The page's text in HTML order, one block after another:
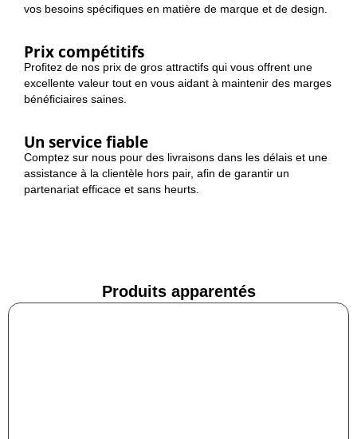
vos besoins spécifiques en matière de marque et de design.
Prix compétitifs
Profitez de nos prix de gros attractifs qui vous offrent une
excellente valeur tout en vous aidant à maintenir des marges
bénéficiaires saines.
Un service fiable
Comptez sur nous pour des livraisons dans les délais et une
assistance à la clientèle hors pair, afin de garantir un
partenariat efficace et sans heurts.
Produits apparentés